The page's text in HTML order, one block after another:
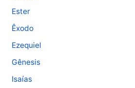
Ester
Êxodo
Ezequiel
Gênesis
Isaías